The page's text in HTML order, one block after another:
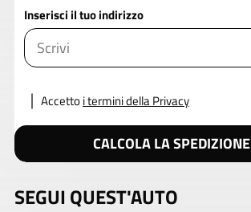
Inserisci il tuo indirizzo
Accettoi termini della Privacy
CALCOLA LA SPEDIZIONE
SEGUI QUEST'AUTO